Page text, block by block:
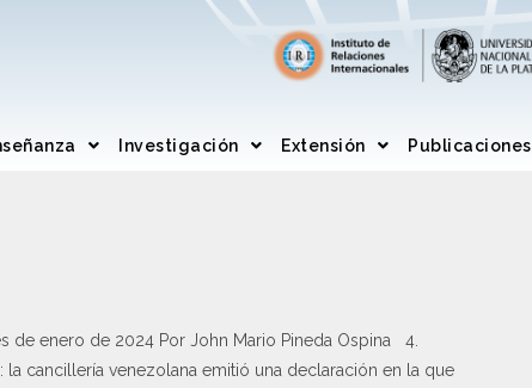
Investigación Extensión Publicaciones
de enero de 2024 Por John Mario Pineda Ospina 4.
la cancillería venezolana emitió una declaración en la que